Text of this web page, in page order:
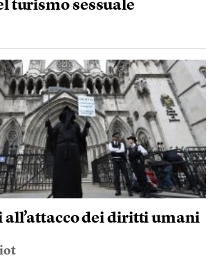
turismo sessuale
dei diritti umani